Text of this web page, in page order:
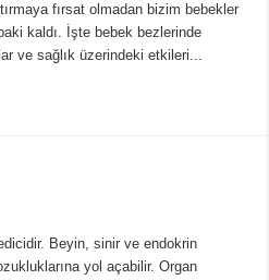
fırsat olmadan bizim bebekler
kaldı. İşte bebek bezlerinde
ve sağlık üzerindeki etkileri...
Beyin, sinir ve endokrin
yol açabilir. Organ